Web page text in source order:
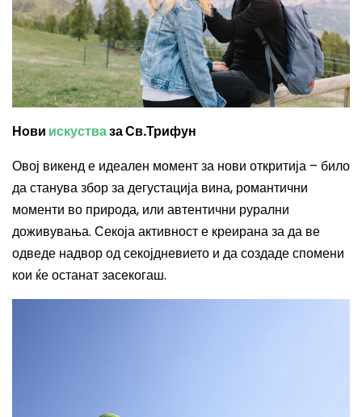
Нови искустваза Св.Трифун
Овој викенд е идеален момент за нови откритија – било
да станува збор за дегустација вина, романтични
моменти во природа, или автентични рурални
доживувања. Секоја активност е креирана за да ве
одведе надвор од секојдневието и да создаде спомени
кои ќе останат засекогаш.